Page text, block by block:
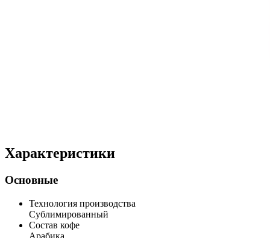
Характеристики
Основные
Технология производства
Сублимированный
Состав кофе
Арабика